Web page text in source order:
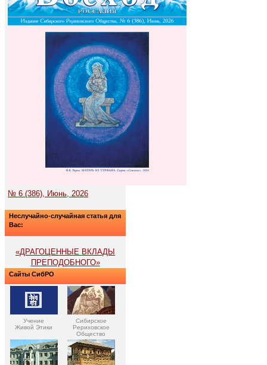
№ 6 (386), Июнь, 2026
Неслучайно-случайная статья для
Вас:
«ДРАГОЦЕННЫЕ ВКЛАДЫ
ПРЕПОДОБНОГО»
Сайты СибРО
Учение
Живой Этики
Сибирское
Рериховское
Общество